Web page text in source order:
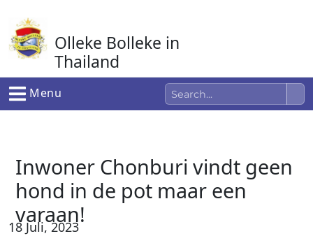
naar
de
inhoud
Olleke Bolleke in
Thailand
In Thailand
Menu
Inwoner Chonburi vindt geen
hond in de pot maar een
varaan!
18 Juli, 2023